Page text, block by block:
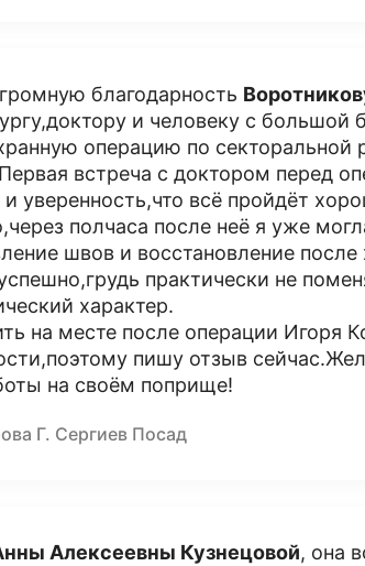
благодарность
и человеку с большой
операцию по секторальной
встреча с доктором перед
уверенность,что всё пройдёт
полчаса после неё я уже
швов и восстановление после
практически не
характер.
на месте после операции Игоря
пишу отзыв
на своём поприще!
Г. Сергиев Посад
Алексеевны Кузнецовой, она